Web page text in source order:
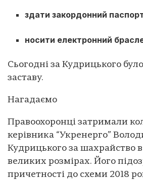
здати закордонний
носити електронний
Сьогодні за Кудрицького
заставу.
Нагадаємо
Правоохоронці затримали
керівника “Укренерго”
Кудрицького за шахрайство
великих розмірах. Його
причетності до схеми 2018